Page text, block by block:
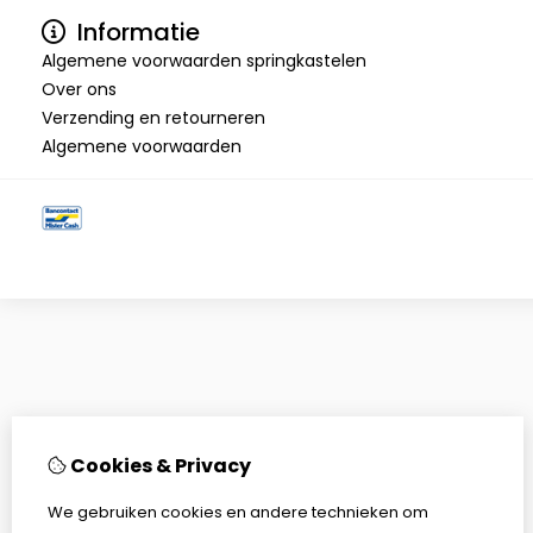
Informatie
Algemene voorwaarden springkastelen
Over ons
Verzending en retourneren
Algemene voorwaarden
Cookies & Privacy
We gebruiken cookies en andere technieken om